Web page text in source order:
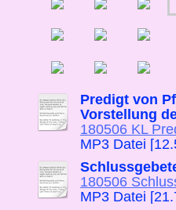
Predigt von
Vorstellung
180506 KL
MP3 Datei
180506
MP3 Datei